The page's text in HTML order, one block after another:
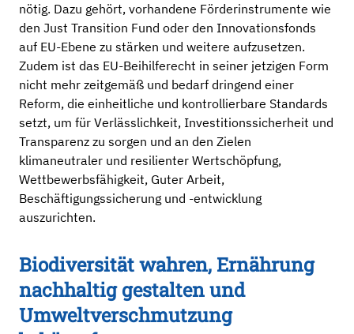
nötig. Dazu gehört, vorhandene Förderinstrumente wie
den Just Transition Fund oder den Innovationsfonds
auf EU-Ebene zu stärken und weitere aufzusetzen.
Zudem ist das EU-Beihilferecht in seiner jetzigen Form
nicht mehr zeitgemäß und bedarf dringend einer
Reform, die einheitliche und kontrollierbare Standards
setzt, um für Verlässlichkeit, Investitionssicherheit und
Transparenz zu sorgen und an den Zielen
klimaneutraler und resilienter Wertschöpfung,
Wettbewerbsfähigkeit, Guter Arbeit,
Beschäftigungssicherung und -entwicklung
auszurichten.
Biodiversität wahren, Ernährung
nachhaltig gestalten und
Umweltverschmutzung